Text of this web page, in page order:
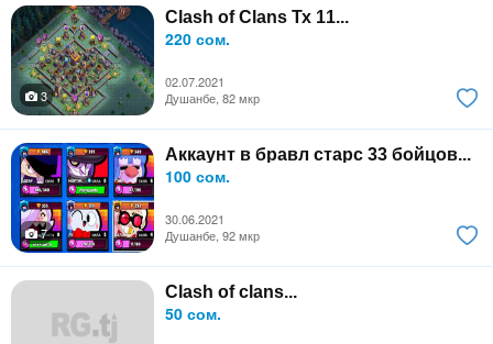
Clash of Clans Тх 11...
220 сом.
02.07.2021
3
Душанбе, 82 мкр
Аккаунт в бравл старс 33 бойцов...
100 сом.
30.06.2021
7
Душанбе, 92 мкр
Clash of clans...
50 сом.